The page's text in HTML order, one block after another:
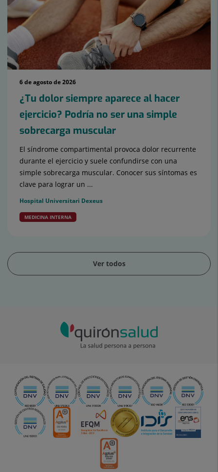
6 de agosto de 2026
¿Tu dolor siempre aparece al hacer
ejercicio? Podría no ser una simple
sobrecarga muscular
El síndrome compartimental provoca dolor recurrente
durante el ejercicio y suele confundirse con una
simple sobrecarga muscular. Conocer sus síntomas es
clave para lograr un ...
Hospital Universitari Dexeus
MEDICINA INTERNA
Ver todos